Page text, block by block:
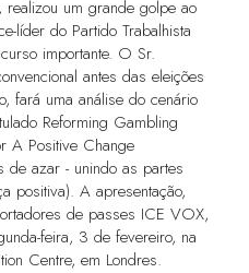
um grande golpe ao
líder do Partido Trabalhista
importante. O Sr.
antes das eleições
fará uma análise do cenário
Reforming Gambling
A Positive Change
de azar - unindo as partes
positiva). A apresentação,
de passes ICE VOX,
feira, 3 de fevereiro, na
Centre, em Londres.